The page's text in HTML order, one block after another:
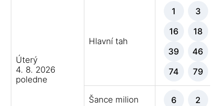
Úterý
4. 8. 2026
poledne
Hlavní tah
1 3
16 18
39 46
74 79
Šance milion 6 2